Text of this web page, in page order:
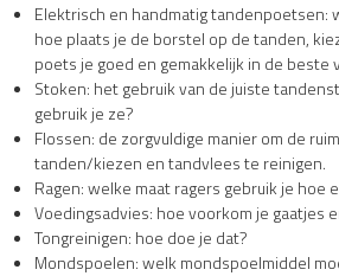
Elektrisch en handmatig tandenpoetsen:
hoe plaats je de borstel op de tanden,
poets je goed en gemakkelijk in de beste
Stoken: het gebruik van de juiste
gebruik je ze?
Flossen: de zorgvuldige manier om de
tanden/kiezen en tandvlees te reinigen.
Ragen: welke maat ragers gebruik je hoe
Voedingsadvies: hoe voorkom je gaatjes
Tongreinigen: hoe doe je dat?
Mondspoelen: welk mondspoelmiddel